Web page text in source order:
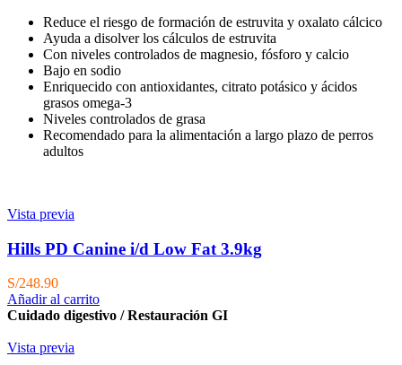
Reduce el riesgo de formación de estruvita y oxalato cálcico
Ayuda a disolver los cálculos de estruvita
Con niveles controlados de magnesio, fósforo y calcio
Bajo en sodio
Enriquecido con antioxidantes, citrato potásico y ácidos
grasos omega-3
Niveles controlados de grasa
Recomendado para la alimentación a largo plazo de perros
adultos
Vista previa
Hills PD Canine i/d Low Fat 3.9kg
S/248.90
Añadir al carrito
Cuidado digestivo / Restauración GI
Vista previa